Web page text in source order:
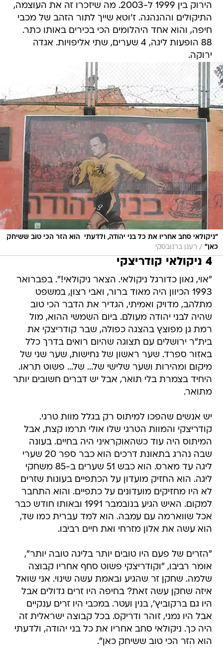
הירוק בין 1999 ל-2003. מה שיזכרו זה את העוצמה,
התיקולים וההנהגה. ז'וטא שייך לתור הזהב של מכבי
חיפה, והוא אחד היהלומים הכי בכירים באותו כתר.
88 הופעות ליגה, 4 שערים, שתי אליפויות. אגדה
ירוקה.
"ניקולאי סחב אחריו את כל בני יהודה, ולדעתי  הוא הזר הכי טוב ששיחק
כאן" / רענן ברנובסקי
4 ניקולאי קודריצקי
"אוי, גאון כדורגל ניקולאי. הצאר ניקולאי!". בפברואר
1993 הכיוון היה מאוד ברור, ואבי רצון, במשפט
מתלהב, מדויק ואמיתי, הגדיר את הדבר הכי טוב
שהיה לבני יהודה מעולם. ביום השמשי ההוא, מול
רמת גן מפוצץ בהצגה כפולה, שבר קודריצקי את
בית"ר ירושלים עם תצוגה שהיום רואים בדרך כלל
באזור ספרד. שער ראשון של נחישות, שער שני של
מיקום ומהירות ושער שלישי של... של... פשוט תראו.
היחיד בצמרת בלי תואר, אבל יש דברים חשובים יותר
מתואר.
יש אנשים שהפכו למיתוס רק בגלל מוות טרגי.
קודריצקי והמוות הטרגי שלו אולי תרמו קצת, אבל
המיתוס היה עוד כשהאוקראיני היה בחיים. בעונה
שבה נהרג בתאונת דרכים הוא כבר ספר 20 שערי
ליגה עד מארס. הוא כבש 51 שערים ב-85 משחקי
ליגה. הוא החזיק מועדון על הכתפיים בעונות שזרים
לא היו מחזיקים מועדונים על כתפיים. והוא התחבר
למקום. האיש הגיע בנובמבר 1991 ובאותו חודש כבר
אכל שווארמה עם עמבה. הוא למד עברית כמו שד,
הוא עשה את אלון מזרחי ואת חיים רביבו.
"הזרים של פעם היו טובים יותר בליגה טובה יותר",
אומר רביבו, "וקודריצקי פשוט סחף אחריו קבוצה
שלמה. שחקן זר שהגיע ובאמת עשה שינוי. אני שואל 
איזה שחקן עשה זאת? בחיפה היו זרים גדולים אבל
היו גם ברקוביץ', בנין ועטר. במכבי היו זרים ענקיים
אבל היו נמני, זוהר ודריקס. בכל קבוצה ישראלית זה
היה כך. ניקולאי סחב אחריו את כל בני יהודה, ולדעתי 
הוא הזר הכי טוב ששיחק כאן".